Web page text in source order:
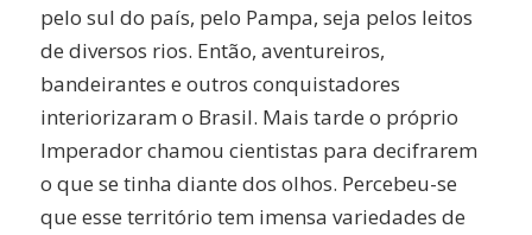
pelo sul do país, pelo Pampa, seja pelos leitos
de diversos rios. Então, aventureiros,
bandeirantes e outros conquistadores
interiorizaram o Brasil. Mais tarde o próprio
Imperador chamou cientistas para decifrarem
o que se tinha diante dos olhos. Percebeu-se
que esse território tem imensa variedades de